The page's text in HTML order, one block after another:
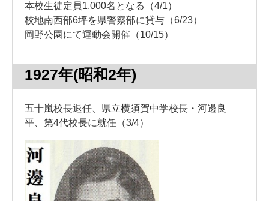
本校生徒定員1,000名となる（4/1）
校地南西部6坪を県警察部に貸与（6/23）
岡野公園にて運動会開催（10/15）
1927年(昭和2年)
五十嵐校長退任、県立横須賀中学校長・河邊良
平、第4代校長に就任（3/4）